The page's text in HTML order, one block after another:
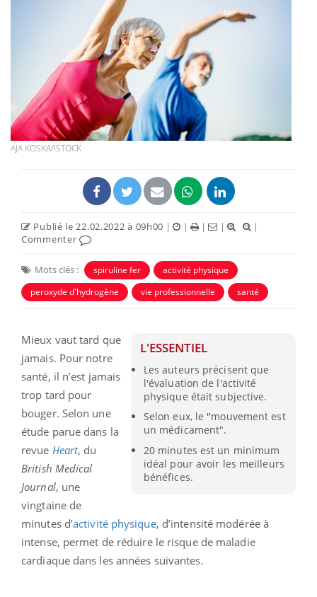
AJA KOSKA/ISTOCK
Publié le 22.02.2022 à 09h00 | | | |
|
Commenter
Mots clés : spiruline fer
activité physique
peroxyde d'hydrogène
vie professionnelle santé
L'ESSENTIEL
Les auteurs précisent que
l'évaluation de l'activité
physique était subjective.
Selon eux, le "mouvement est
un médicament".
20 minutes est un minimum
idéal pour avoir les meilleurs
bénéfices.
Mieux vaut tard que
jamais. Pour notre
santé, il n’est jamais
trop tard pour
bouger. Selon une
étude parue dans la
revue Heart, du
British Medical
Journal, une
vingtaine de
minutes d’activité physique, d’intensité modérée à
intense, permet de réduire le risque de maladie
cardiaque dans les années suivantes.